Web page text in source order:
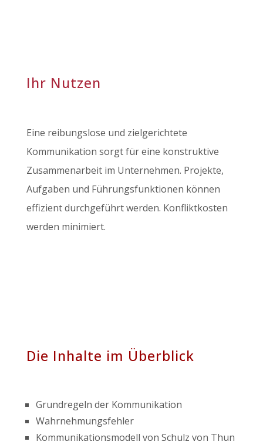
Ihr Nutzen
Eine reibungslose und zielgerichtete
Kommunikation sorgt für eine konstruktive
Zusammenarbeit im Unternehmen. Projekte,
Aufgaben und Führungsfunktionen können
effizient durchgeführt werden. Konfliktkosten
werden minimiert.
Die Inhalte im Überblick
Grundregeln der Kommunikation
Wahrnehmungsfehler
Kommunikationsmodell von Schulz von Thun